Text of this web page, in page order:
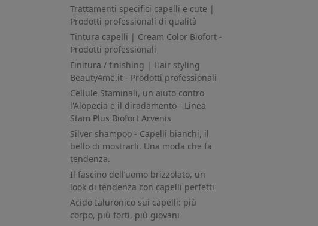
Trattamenti specifici capelli e cute |
Prodotti professionali di qualità
Tintura capelli | Cream Color Biofort -
Prodotti professionali
Finitura / finishing | Hair styling
Beauty4me.it - Prodotti professionali
Cellule Staminali, un aiuto contro
l'Alopecia e il diradamento - Linea
Stam Plus Biofort Arvenis
Silver shampoo - Capelli bianchi, il
bello di mostrarli. Una moda che fa
tendenza.
Il fascino dell’uomo brizzolato, un
look di tendenza con capelli perfetti
Acido Ialuronico sui capelli: più
corpo, più forti, più giovani